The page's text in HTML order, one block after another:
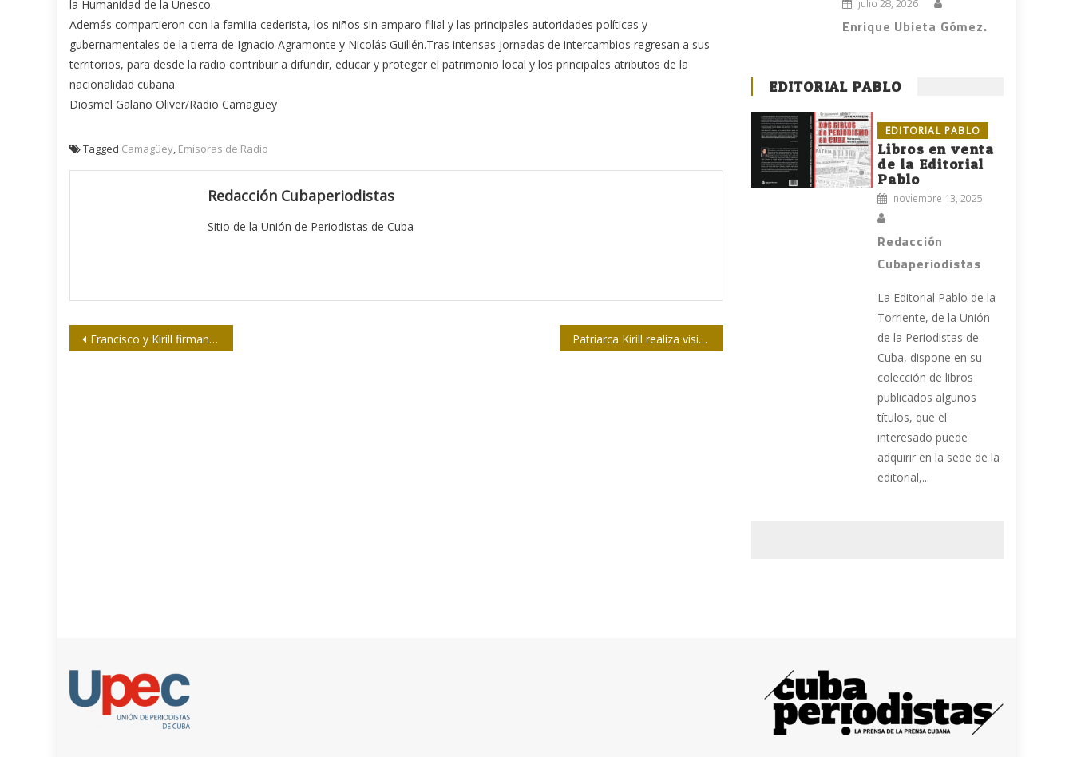
la Humanidad de la Unesco.
Además compartieron con la familia cederista, los niños sin amparo filial y las principales autoridades políticas y
gubernamentales de la tierra de Ignacio Agramonte y Nicolás Guillén.Tras intensas jornadas de intercambios regresan a sus
territorios, para desde la radio contribuir a difundir, educar y proteger el patrimonio local y los principales atributos de la
nacionalidad cubana.
Diosmel Galano Oliver/Radio Camagüey
Tagged Camagüey, Emisoras de Radio
Redacción Cubaperiodistas
Sitio de la Unión de Periodistas de Cuba
Navegación
Francisco y Kirill firman histórica Declaración en La Habana Patriarca Kirill realiza visita de cortesía al Presidente cubano en el Palacio de la Revolución
julio 28, 2026
Enrique Ubieta Gómez.
EDITORIAL PABLO
EDITORIAL PABLO
Libros en venta
de la Editorial
Pablo
noviembre 13, 2025
Redacción
Cubaperiodistas
La Editorial Pablo de la
Torriente, de la Unión
de la Periodistas de
Cuba, dispone en su
colección de libros
publicados algunos
títulos, que el
interesado puede
adquirir en la sede de la
editorial,...